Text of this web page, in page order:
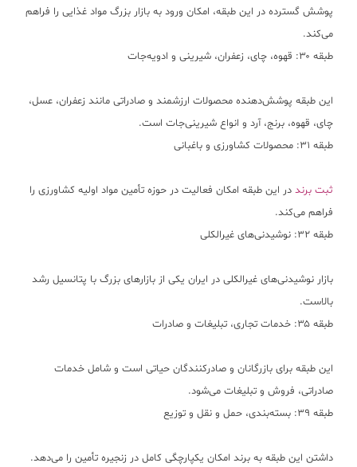
پوشش گسترده در این طبقه، امکان ورود به بازار بزرگ مواد غذایی را فراهم
می‌کند.
طبقه ۳۰: قهوه، چای، زعفران، شیرینی و ادویه‌جات
این طبقه پوشش‌دهنده محصولات ارزشمند و صادراتی مانند زعفران، عسل،
چای، قهوه، برنج، آرد و انواع شیرینی‌جات است.
طبقه ۳۱: محصولات کشاورزی و باغبانی
ثبت برند در این طبقه امکان فعالیت در حوزه تأمین مواد اولیه کشاورزی را
فراهم می‌کند.
طبقه ۳۲: نوشیدنی‌های غیرالکلی
بازار نوشیدنی‌های غیرالکلی در ایران یکی از بازارهای بزرگ با پتانسیل رشد
بالاست.
طبقه ۳۵: خدمات تجاری، تبلیغات و صادرات
این طبقه برای بازرگانان و صادرکنندگان حیاتی است و شامل خدمات
صادراتی، فروش و تبلیغات می‌شود.
طبقه ۳۹: بسته‌بندی، حمل و نقل و توزیع
داشتن این طبقه به برند امکان یکپارچگی کامل در زنجیره تأمین را می‌دهد.